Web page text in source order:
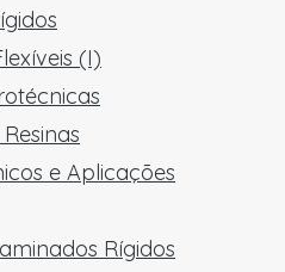
(I)
e Aplicações
Rígidos